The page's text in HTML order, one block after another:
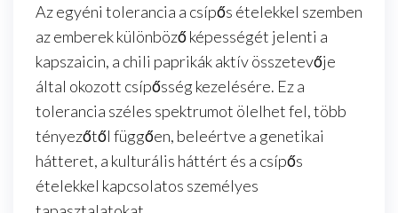
Az egyéni tolerancia a csípős ételekkel szemben
az emberek különböző képességét jelenti a
kapszaicin, a chili paprikák aktív összetevője
által okozott csípősség kezelésére. Ez a
tolerancia széles spektrumot ölelhet fel, több
tényezőtől függően, beleértve a genetikai
hátteret, a kulturális háttért és a csípős
ételekkel kapcsolatos személyes